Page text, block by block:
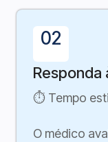
02
Responda
⏱ Tempo
O médico